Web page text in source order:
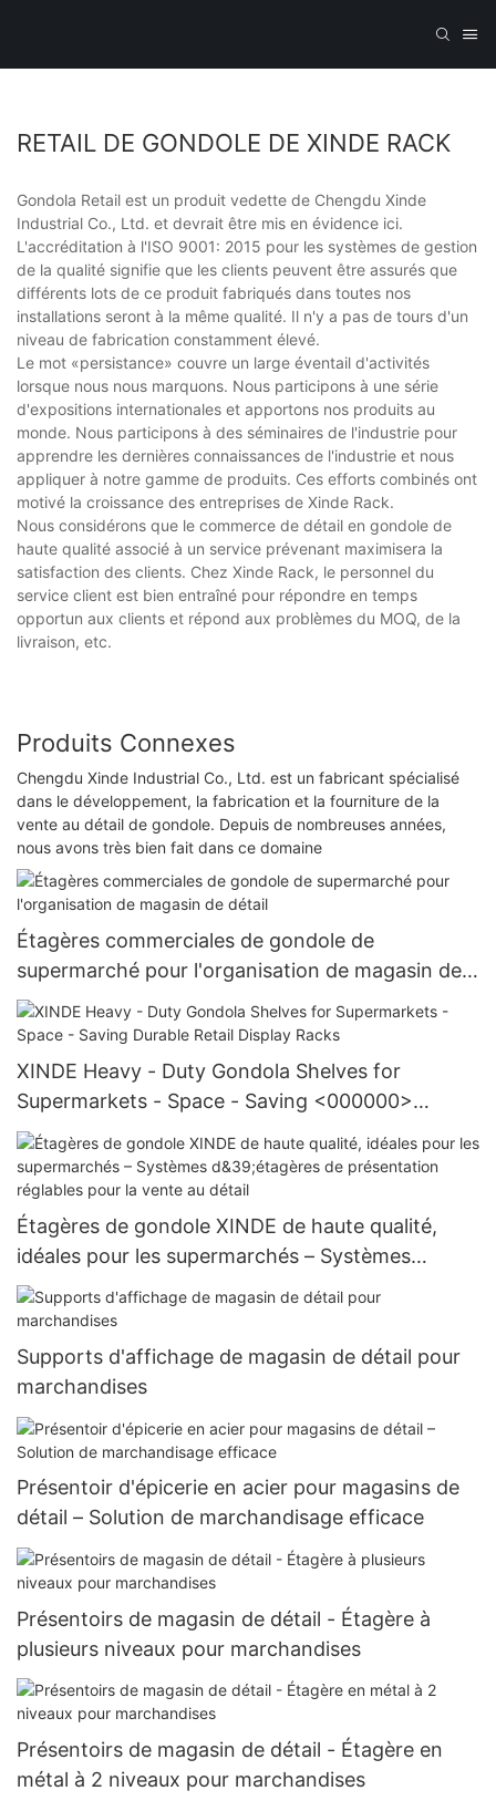
RETAIL DE GONDOLE DE XINDE RACK
Gondola Retail est un produit vedette de Chengdu Xinde
Industrial Co., Ltd. et devrait être mis en évidence ici.
L'accréditation à l'ISO 9001: 2015 pour les systèmes de gestion
de la qualité signifie que les clients peuvent être assurés que
différents lots de ce produit fabriqués dans toutes nos
installations seront à la même qualité. Il n'y a pas de tours d'un
niveau de fabrication constamment élevé.
Le mot «persistance» couvre un large éventail d'activités
lorsque nous nous marquons. Nous participons à une série
d'expositions internationales et apportons nos produits au
monde. Nous participons à des séminaires de l'industrie pour
apprendre les dernières connaissances de l'industrie et nous
appliquer à notre gamme de produits. Ces efforts combinés ont
motivé la croissance des entreprises de Xinde Rack.
Nous considérons que le commerce de détail en gondole de
haute qualité associé à un service prévenant maximisera la
satisfaction des clients. Chez Xinde Rack, le personnel du
service client est bien entraîné pour répondre en temps
opportun aux clients et répond aux problèmes du MOQ, de la
livraison, etc.
Produits Connexes
Chengdu Xinde Industrial Co., Ltd. est un fabricant spécialisé
dans le développement, la fabrication et la fourniture de la
vente au détail de gondole. Depuis de nombreuses années,
nous avons très bien fait dans ce domaine
Étagères commerciales de gondole de
supermarché pour l'organisation de magasin de
détail
XINDE Heavy - Duty Gondola Shelves for
Supermarkets - Space - Saving <000000>
Durable Retail Display Racks
Étagères de gondole XINDE de haute qualité,
idéales pour les supermarchés – Systèmes
d&39;étagères de présentation réglables pour la
vente au détail
Supports d'affichage de magasin de détail pour
marchandises
Présentoir d'épicerie en acier pour magasins de
détail – Solution de marchandisage efficace
Présentoirs de magasin de détail - Étagère à
plusieurs niveaux pour marchandises
Présentoirs de magasin de détail - Étagère en
métal à 2 niveaux pour marchandises